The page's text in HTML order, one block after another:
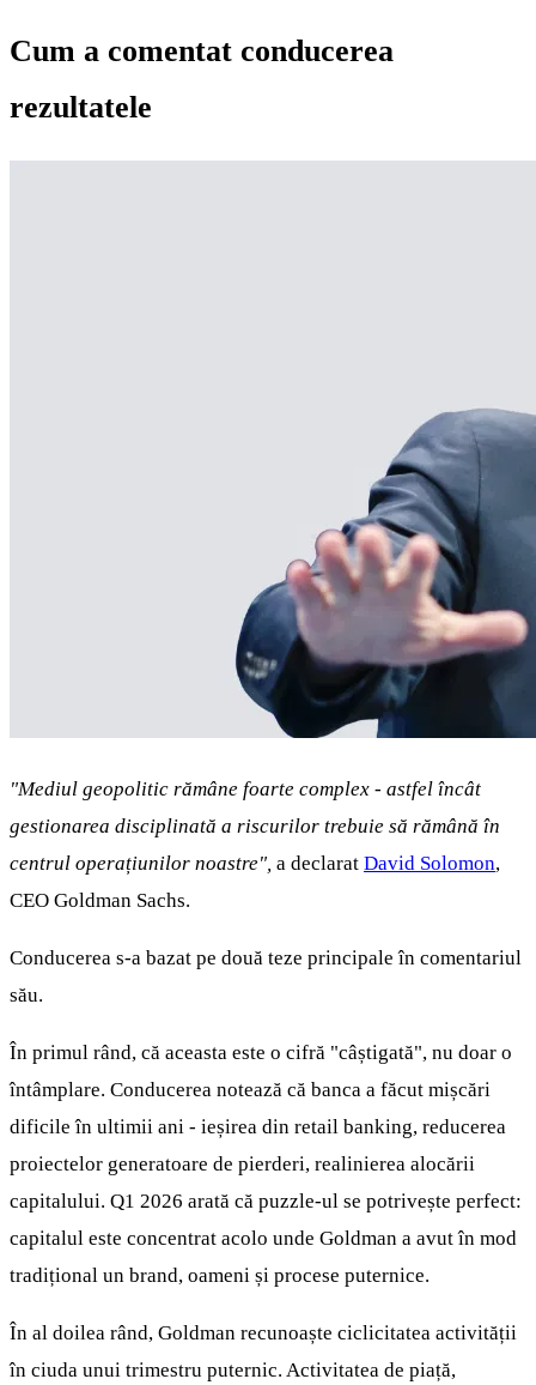
Cum a comentat conducerea
rezultatele
"Mediul geopolitic rămâne foarte complex - astfel încât
gestionarea disciplinată a riscurilor trebuie să rămână în
centrul operațiunilor noastre", a declarat David Solomon,
CEO Goldman Sachs.
Conducerea s-a bazat pe două teze principale în comentariul
său.
În primul rând, că aceasta este o cifră "câștigată", nu doar o
întâmplare. Conducerea notează că banca a făcut mișcări
dificile în ultimii ani - ieșirea din retail banking, reducerea
proiectelor generatoare de pierderi, realinierea alocării
capitalului. Q1 2026 arată că puzzle-ul se potrivește perfect:
capitalul este concentrat acolo unde Goldman a avut în mod
tradițional un brand, oameni și procese puternice.
În al doilea rând, Goldman recunoaște ciclicitatea activității
în ciuda unui trimestru puternic. Activitatea de piață,